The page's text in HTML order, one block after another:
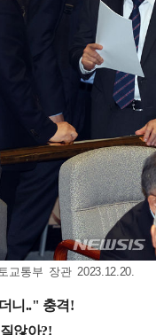
통부 장관 2023.12.20.